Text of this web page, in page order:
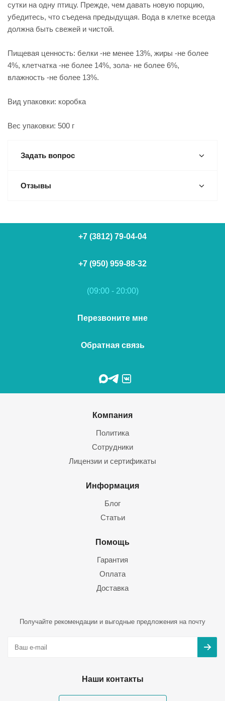
сутки на одну птицу. Прежде, чем давать новую порцию,
убедитесь, что съедена предыдущая. Вода в клетке всегда
должна быть свежей и чистой.
Пищевая ценность: белки -не менее 13%, жиры -не более
4%, клетчатка -не более 14%, зола- не более 6%,
влажность -не более 13%.
Вид упаковки: коробка
Вес упаковки: 500 г
Задать вопрос
Отзывы
+7 (3812) 79-04-04
+7 (950) 959-88-32
(09:00 - 20:00)
Перезвоните мне
Обратная связь
Компания
Политика
Сотрудники
Лицензии и сертификаты
Информация
Блог
Статьи
Помощь
Гарантия
Оплата
Доставка
Получайте рекомендации и выгодные предложения на почту
Наши контакты